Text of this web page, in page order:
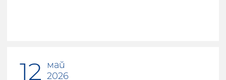
12
май
2026